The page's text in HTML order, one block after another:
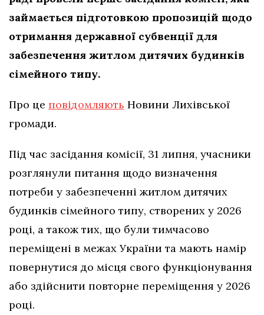
займається підготовкою пропозицій щодо
отримання державної субвенції для
забезпечення житлом дитячих будинків
сімейного типу.
Про це повідомляють Новини Лихівської
громади.
Під час засідання комісії, 31 липня, учасники
розглянули питання щодо визначення
потреби у забезпеченні житлом дитячих
будинків сімейного типу, створених у 2026
році, а також тих, що були тимчасово
переміщені в межах України та мають намір
повернутися до місця свого функціонування
або здійснити повторне переміщення у 2026
році.